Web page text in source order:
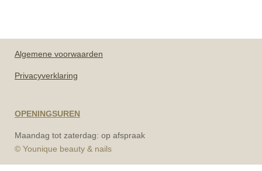
Algemene voorwaarden
Privacyverklaring
OPENINGSUREN
Maandag tot zaterdag: op afspraak
© Younique beauty & nails